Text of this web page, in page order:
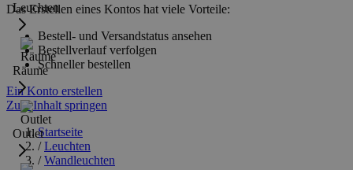
Leuchten
Räume
Outlet
Das Erstellen eines Kontos hat viele Vorteile:
Bestell- und Versandstatus ansehen
Bestellverlauf verfolgen
Schneller bestellen
Ein Konto erstellen
Zum Inhalt springen
Startseite
/ Leuchten
/ Wandleuchten